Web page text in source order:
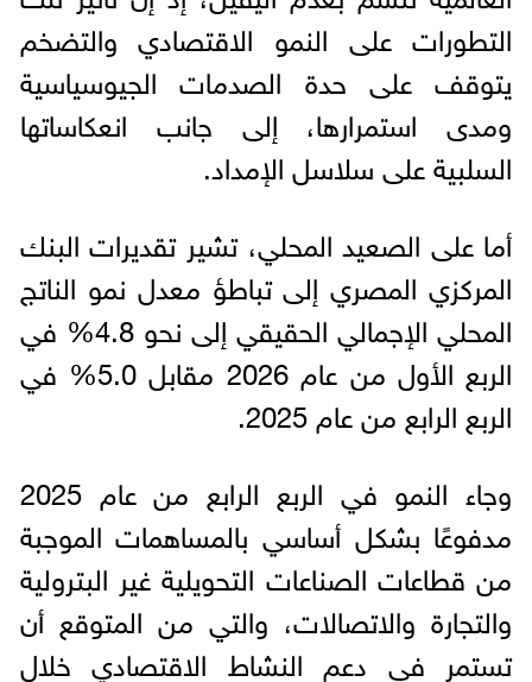
التطورات على النمو الاقتصادي والتضخم
يتوقف على حدة الصدمات الجيوسياسية
ومدى استمرارها، إلى جانب انعكاساتها
السلبية على سلاسل الإمداد.
أما على الصعيد المحلي، تشير تقديرات البنك
المركزي المصري إلى تباطؤ معدل نمو الناتج
المحلي الإجمالي الحقيقي إلى نحو 4.8% في
الربع الأول من عام 2026 مقابل 5.0% في
الربع الرابع من عام 2025.
وجاء النمو في الربع الرابع من عام 2025
مدفوعًا بشكل أساسي بالمساهمات الموجبة
من قطاعات الصناعات التحويلية غير البترولية
والتجارة والاتصالات، والتي من المتوقع أن
تستمر في دعم النشاط الاقتصادي خلال